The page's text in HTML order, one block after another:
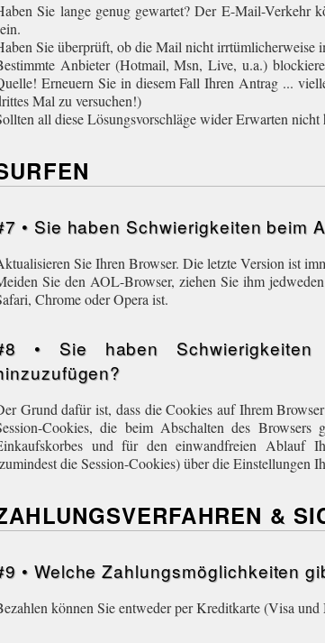
Sie lange genug gewartet? Der E-Mail-Verkehr
Sie überprüft, ob die Mail nicht irrtümlicherweise
Anbieter (Hotmail, Msn, Live, u.a.)
Erneuern Sie in diesem Fall Ihren Antrag ...
Mal zu versuchen!)
all diese Lösungsvorschläge wider Erwarten
• Sie haben Schwierigkeiten beim
Sie Ihren Browser. Die letzte Version ist
Sie den AOL-Browser, ziehen Sie ihm
Chrome oder Opera ist.
• Sie haben
Grund dafür ist, dass die Cookies auf Ihrem
Cookies, die beim Abschalten des
und für den einwandfreien Ablauf
die Session-Cookies) über die Einstellungen
&
• Welche Zahlungsmöglichkeiten
können Sie entweder per Kreditkarte (Visa und